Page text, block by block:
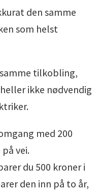
den samme
som helst
tilkobling,
ikke nødvendig
med 200
vei.
du 500 kroner i
den inn på to år,